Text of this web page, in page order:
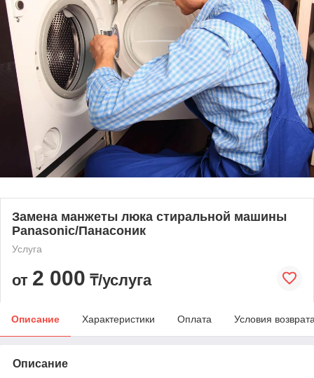
Замена манжеты люка стиральной машины
Panasonic/Панасоник
Услуга
от 2 000 ₸/услуга
Описание Характеристики Оплата Условия
Описание